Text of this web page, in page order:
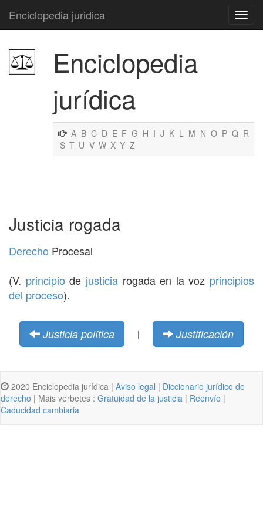
Enciclopedia juridica
Enciclopedia
jurídica
A B C D E F G H I J K L M N O P Q R
S T U V W X Y Z
Justicia rogada
Derecho Procesal
(V. principio de justiciarogada en la voz principios
del proceso).
Justicia política | Justificación
2020 Enciclopedia jurídica | Aviso legal | Diccionario jurídico de
derecho | Mais verbetes : Gratuidad de la justicia | Reenvío |
Caducidad cambiaria